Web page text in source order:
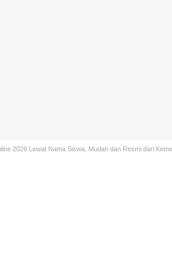
2026 Lewat Nama Siswa, Mudah dan Resmi dari